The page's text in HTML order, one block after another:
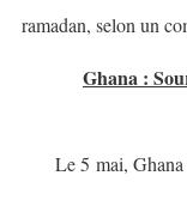
ramadan, selon un
Ghana :
Le 5 mai, Ghana